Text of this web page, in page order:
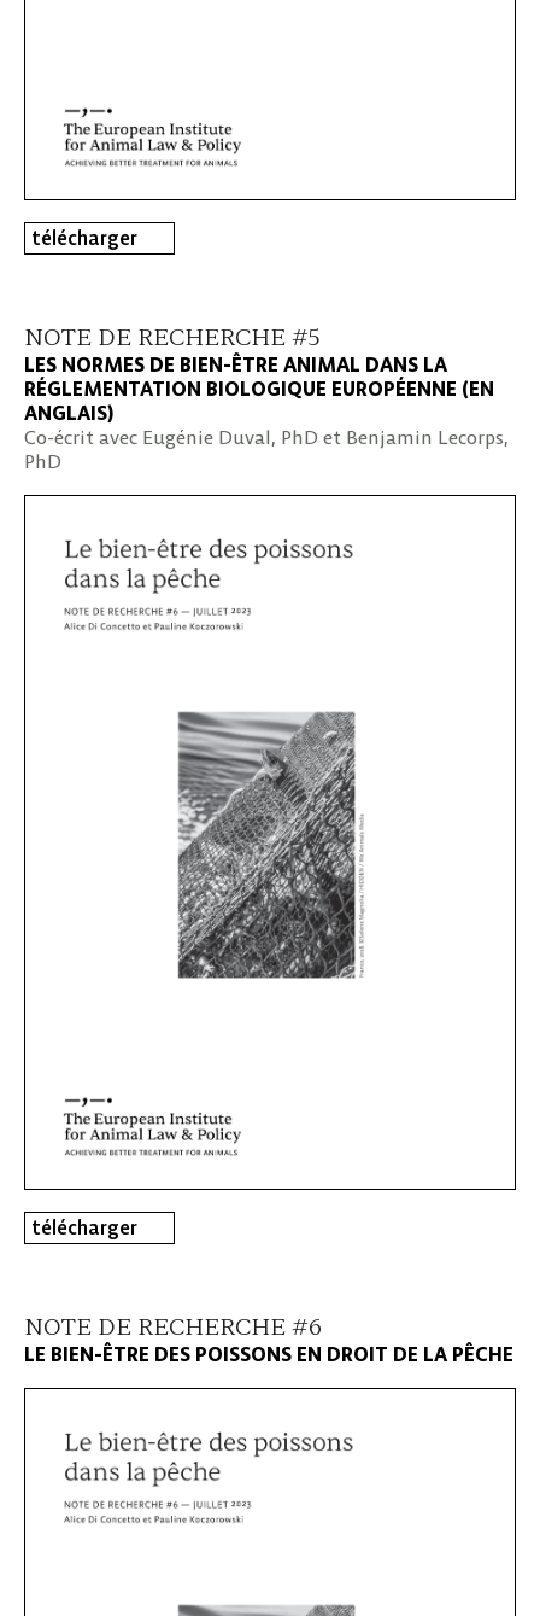
télécharger
NOTE DE RECHERCHE #5
LES NORMES DE BIEN-ÊTRE ANIMAL DANS LA
RÉGLEMENTATION BIOLOGIQUE EUROPÉENNE (EN
ANGLAIS)
Co-écrit avec Eugénie Duval, PhD et Benjamin Lecorps,
PhD
télécharger
NOTE DE RECHERCHE #6
LE BIEN-ÊTRE DES POISSONS EN DROIT DE LA PÊCHE